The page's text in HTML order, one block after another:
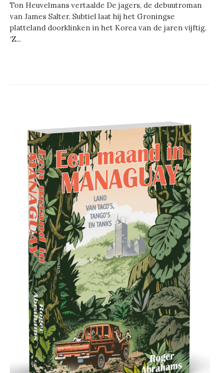
Ton Heuvelmans vertaalde De jagers, de debuutroman
van James Salter. Subtiel laat hij het Groningse
platteland doorklinken in het Korea van de jaren vijftig.
‘Z...